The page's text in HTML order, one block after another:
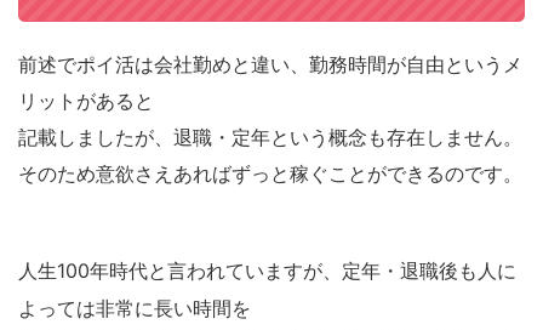
前述でポイ活は会社勤めと違い、勤務時間が自由というメ
リットがあると
記載しましたが、退職・定年という概念も存在しません。
そのため意欲さえあればずっと稼ぐことができるのです。
人生100年時代と言われていますが、定年・退職後も人に
よっては非常に長い時間を